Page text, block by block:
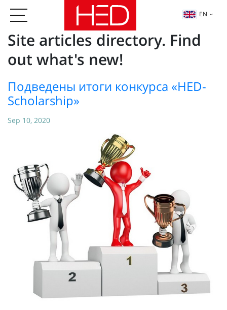
EN
Site articles directory. Find
out what's new!
Подведены итоги конкурса «HED-
Scholarship»
Sep 10, 2020